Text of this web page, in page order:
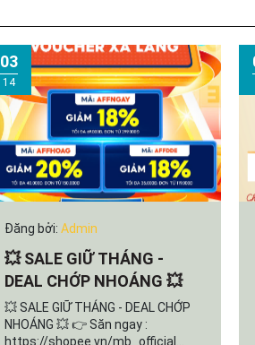
03
14
Đăng bởi: Admin
💥 SALE GIỮ THÁNG -
DEAL CHỚP NHOÁNG 💥
💥 SALE GIỮ THÁNG - DEAL CHỚP
NHOÁNG 💥 👉 Săn ngay :
https://shopee.vn/mb_official